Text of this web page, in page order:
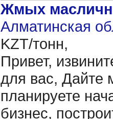
Жмых
Алматинская
KZT/тонн,
Привет,
для вас, Дайте
планируете
бизнес,